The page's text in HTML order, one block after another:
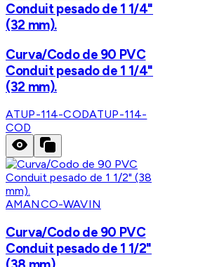
Conduit pesado de 1 1/4"
(32 mm).
Curva/Codo de 90 PVC
Conduit pesado de 1 1/4"
(32 mm).
ATUP-114-CODATUP-114-
COD
AMANCO-WAVIN
Curva/Codo de 90 PVC
Conduit pesado de 1 1/2"